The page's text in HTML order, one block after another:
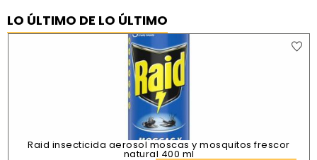
LO ÚLTIMO DE LO ÚLTIMO
Raid insecticida aerosol moscas y mosquitos frescor
natural 400 ml